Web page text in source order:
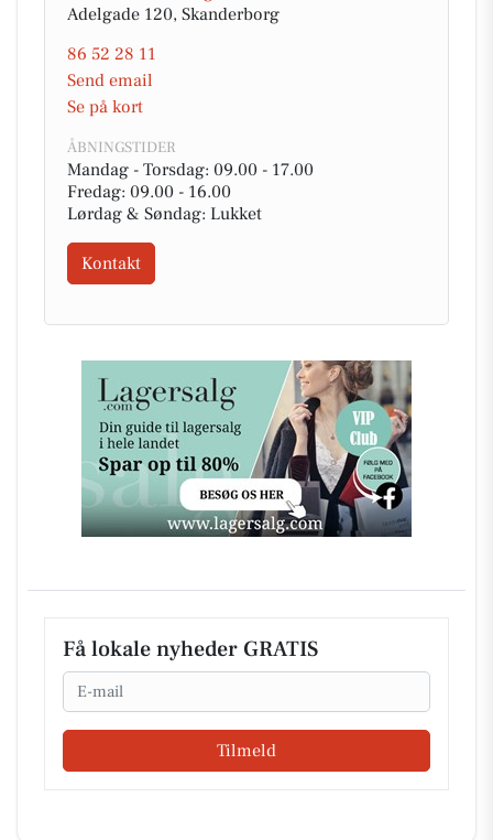
Adelgade 120, Skanderborg
86 52 28 11
Send email
Se på kort
ÅBNINGSTIDER
Mandag - Torsdag: 09.00 - 17.00
Fredag: 09.00 - 16.00
Lørdag & Søndag: Lukket
Kontakt
Få lokale nyheder GRATIS
Email
Tilmeld